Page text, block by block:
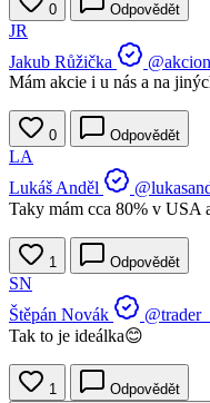
0 Odpovědět
JR
Jakub Růžička
Mám akcie i u nás a na
0 Odpovědět
LA
Lukáš Anděl
Taky mám cca 80% v USA
1 Odpovědět
SN
Štěpán Novák
Tak to je ideálka😊
1 Odpovědět